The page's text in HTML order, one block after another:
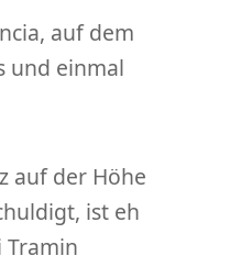
auf dem
und einmal
auf der Höhe
ist eh
Tramin